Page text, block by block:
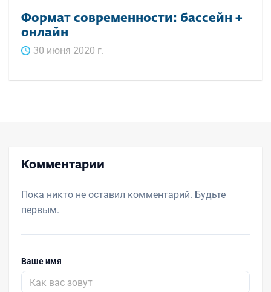
Формат современности: бассейн +
онлайн
30 июня 2020 г.
Комментарии
Пока никто не оставил комментарий. Будьте
первым.
Ваше имя